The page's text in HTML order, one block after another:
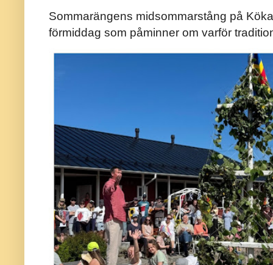
Sommarängens midsommarstång på
förmiddag som påminner om varför